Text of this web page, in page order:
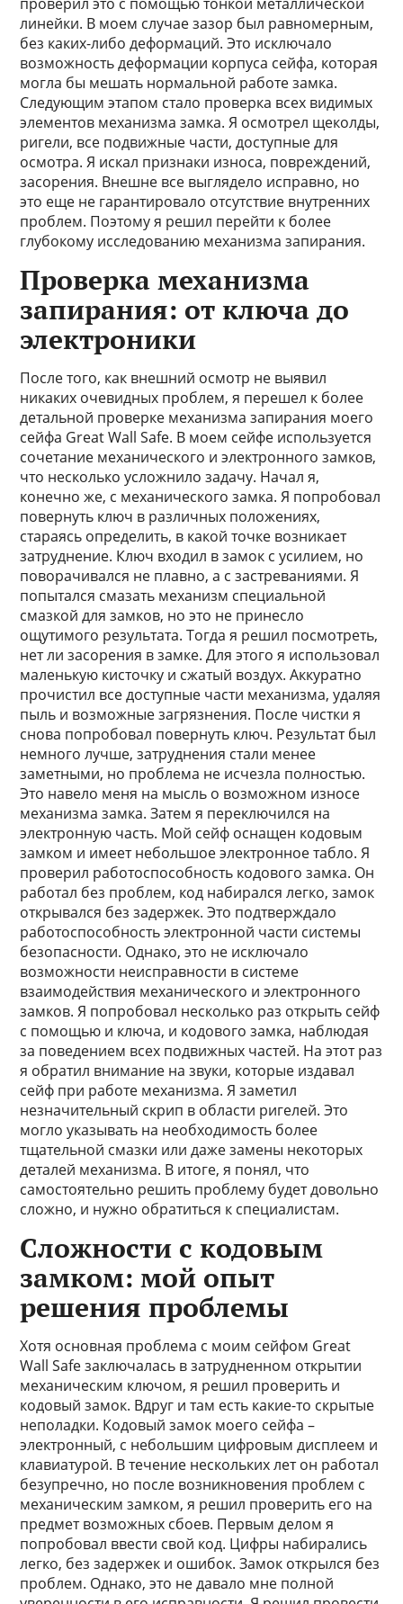
линейки. В моем случае зазор был равномерным,
без каких-либо деформаций. Это исключало
возможность деформации корпуса сейфа, которая
могла бы мешать нормальной работе замка.
Следующим этапом стало проверка всех видимых
элементов механизма замка. Я осмотрел щеколды,
ригели, все подвижные части, доступные для
осмотра. Я искал признаки износа, повреждений,
засорения. Внешне все выглядело исправно, но
это еще не гарантировало отсутствие внутренних
проблем. Поэтому я решил перейти к более
глубокому исследованию механизма запирания.
Проверка механизма
запирания: от ключа до
электроники
После того, как внешний осмотр не выявил
никаких очевидных проблем, я перешел к более
детальной проверке механизма запирания моего
сейфа Great Wall Safe. В моем сейфе используется
сочетание механического и электронного замков,
что несколько усложнило задачу. Начал я,
конечно же, с механического замка. Я попробовал
повернуть ключ в различных положениях,
стараясь определить, в какой точке возникает
затруднение. Ключ входил в замок с усилием, но
поворачивался не плавно, а с застреваниями. Я
попытался смазать механизм специальной
смазкой для замков, но это не принесло
ощутимого результата. Тогда я решил посмотреть,
нет ли засорения в замке. Для этого я использовал
маленькую кисточку и сжатый воздух. Аккуратно
прочистил все доступные части механизма, удаляя
пыль и возможные загрязнения. После чистки я
снова попробовал повернуть ключ. Результат был
немного лучше, затруднения стали менее
заметными, но проблема не исчезла полностью.
Это навело меня на мысль о возможном износе
механизма замка. Затем я переключился на
электронную часть. Мой сейф оснащен кодовым
замком и имеет небольшое электронное табло. Я
проверил работоспособность кодового замка. Он
работал без проблем, код набирался легко, замок
открывался без задержек. Это подтверждало
работоспособность электронной части системы
безопасности. Однако, это не исключало
возможности неисправности в системе
взаимодействия механического и электронного
замков. Я попробовал несколько раз открыть сейф
с помощью и ключа, и кодового замка, наблюдая
за поведением всех подвижных частей. На этот раз
я обратил внимание на звуки, которые издавал
сейф при работе механизма. Я заметил
незначительный скрип в области ригелей. Это
могло указывать на необходимость более
тщательной смазки или даже замены некоторых
деталей механизма. В итоге, я понял, что
самостоятельно решить проблему будет довольно
сложно, и нужно обратиться к специалистам.
Сложности с кодовым
замком: мой опыт
решения проблемы
Хотя основная проблема с моим сейфом Great
Wall Safe заключалась в затрудненном открытии
механическим ключом, я решил проверить и
кодовый замок. Вдруг и там есть какие-то скрытые
неполадки. Кодовый замок моего сейфа –
электронный, с небольшим цифровым дисплеем и
клавиатурой. В течение нескольких лет он работал
безупречно, но после возникновения проблем с
механическим замком, я решил проверить его на
предмет возможных сбоев. Первым делом я
попробовал ввести свой код. Цифры набирались
легко, без задержек и ошибок. Замок открылся без
проблем. Однако, это не давало мне полной